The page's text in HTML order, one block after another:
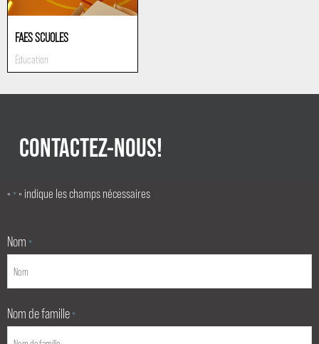
FAES SCUOLES
Éducation
CONTACTEZ-NOUS!
« * » indique les champs nécessaires
Nom *
Nom de famille *